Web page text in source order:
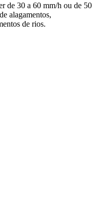
de 30 a 60 mm/h ou de 50
alagamentos,
de rios.